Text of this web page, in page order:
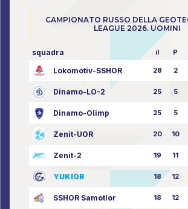
CAMPIONATO RUSSO DELLA
LEAGUE 2026. UOMINI
squadra il P
Lokomotiv-SSHOR 28 2
Dinamo-LO-2 25 5
Dinamo-Olimp 25 5
Zenit-UOR 20 10
Zenit-2 19 11
YUKIOR 18 12
SSHOR Samotlor 18 12